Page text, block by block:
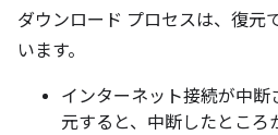
ダウンロード プロセスは、復元
います。
インターネット接続が中
元すると、中断したところ